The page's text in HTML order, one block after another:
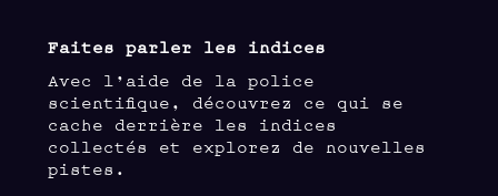
Faites parler les indices
Avec l’aide de la police
scientifique, découvrez ce qui se
cache derrière les indices
collectés et explorez de nouvelles
pistes.